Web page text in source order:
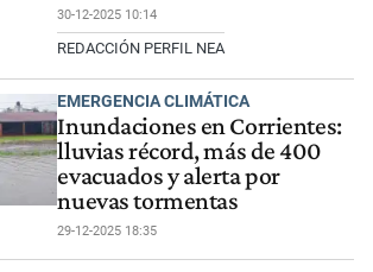
30-12-2025 10:14
REDACCIÓN PERFIL NEA
EMERGENCIA CLIMÁTICA
Inundaciones en Corrientes:
lluvias récord, más de 400
evacuados y alerta por
nuevas tormentas
29-12-2025 18:35